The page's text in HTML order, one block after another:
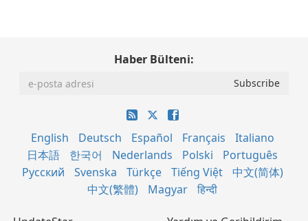
Haber Bülteni:
English Deutsch Español Français
Italiano
日本語
한국어 Nederlands Polski
Português
Русский
Svenska Türkçe Tiếng Việt
中文(简体)
中文(繁體)
Magyar हिन्दी